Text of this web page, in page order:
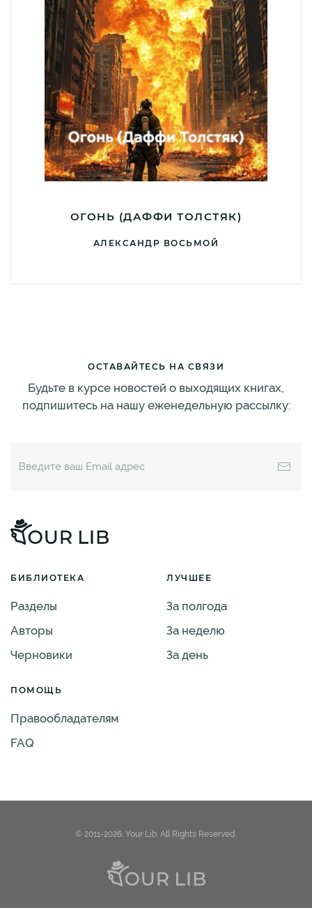
ОГОНЬ (ДАФФИ ТОЛСТЯК)
АЛЕКСАНДР ВОСЬМОЙ
ОСТАВАЙТЕСЬ НА СВЯЗИ
Будьте в курсе новостей о выходящих книгах,
подпишитесь на нашу еженедельную рассылку:
БИБЛИОТЕКА
Разделы
Авторы
Черновики
ЛУЧШЕЕ
За полгода
За неделю
За день
ПОМОЩЬ
Правообладателям
FAQ
© 2011-2026. Your Lib. All Rights Reserved.